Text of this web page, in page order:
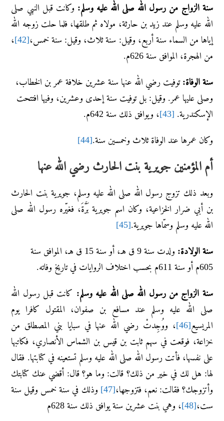
سنة الزواج من رسول الله صلى الله عليه وسلم: وكانت قبل النبي صلى
الله عليه وسلم عند زيد بن حارثة، مولاه ثم طلقها، فلما حلت زوجه الله
إياها من السماء سنة أربع، وقيل: سنة ثلاث، وقيل: سنة خمس،[42]
،
من الهجرة، الموافق سنة 626م.
سنة الوفاة: توفيت رضي الله عنها سنة عشرين خلافة عمر بن الخطاب،
وصلى عليها عمر. وقيل: بل توفيت سنة إحدى وعشرين، وفيها افتتحت
الإسكندرية. [43] ، ويوافق ذلك سنة 642م.
وكان عمرها عند الوفاة ثلاث وخمسين سنة.[44]
أم المؤمنين جويرية بنت الحارث رضي الله عنها
وبعد ذلك تزوج رسول الله صلى الله عليه وسلم، جويرية بنت الحارث
بن أبي ضرار الخزاعية، وكان اسم جويرية بَرَّةَ، فغيّره رسول الله صلى
الله عليه وسلم وسمّاها جويرية.[45]
سنة الولادة:
ولدت سنة 9 ق هـ، أو سنة 15 ق هـ، الموافق سنة
605م أو سنة 611م بحسب اختلاف الروايات في تاريخ وفاته.
سنة الزواج من رسول الله صلى الله عليه وسلم: كانت قبل رسول الله
صلى الله عليه وسلم عند مسافع بن صفوان، المقتول كافرا يوم
المريسيع [46]
، ووُجِدتْ رضي الله عنها في سبايا بني المصطلق من
خزاعة، فوقعت في سهم ثابت بن قيس بن الشماس الأنصاري، فكاتبها
على نفسها، فأتت رسول الله صلى الله عليه وسلم تستعينه في كتابتها. فقال
لها: هل لك في خير من ذلك؟ قالت: وما هو؟ قال: أقضي عنك كتابتك
وأتزوجك؟ فقالت: نعم، فتزوجها،[47]
وذلك في سنة خمس وقيل سنة
ست،[48] ، وهي بنت عشرين سنة يوافق ذلك سنة 628م